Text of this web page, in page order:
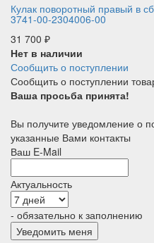
Кулак поворотный правый в
3741-00-2304006-00
31 700 ₽
Нет в наличии
Сообщить о поступлении
Сообщить о поступлении
Ваша просьба принята!
Вы получите уведомление о
указанные Вами контакты
Ваш E-Mail
Актуальность
- обязательно к заполнению